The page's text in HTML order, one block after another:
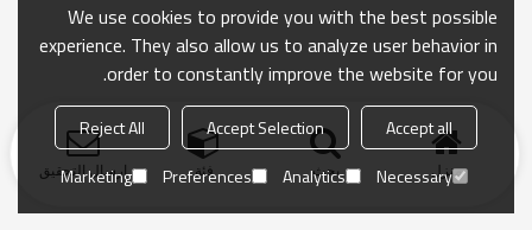
منزل بحث فئة ارسال التحقيق
We use cookies to provide you with the best possible
experience. They also allow us to analyze user behavior in
order to constantly improve the website for you.
Accept all
Accept Selection
Reject All
Necessary
Analytics
Preferences
Marketing